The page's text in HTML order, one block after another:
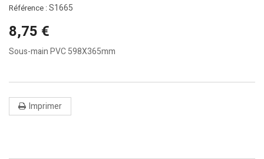
Référence :S1665
8,75 €
Sous-main PVC 598X365mm
Imprimer